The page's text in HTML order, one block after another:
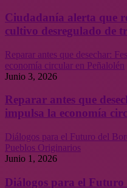
Ciudadanía alerta que
cultivo desregulado de
Reparar antes que desechar:
economía circular en Peñalolén
Junio 3, 2026
Reparar antes que
impulsa la economía
Diálogos para el Futuro del
Pueblos Originarios
Junio 1, 2026
Diálogos para el Futuro